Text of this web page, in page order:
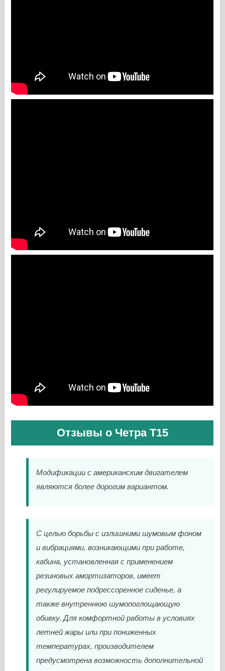
Отзывы о Четра Т15
Модификации с американским двигателем
являются более дорогим вариантом.
С целью борьбы с излишними шумовым фоном
и вибрациями, возникающими при работе,
кабина, установленная с применением
резиновых амортизаторов, имеет
регулируемое подрессоренное сиденье, а
также внутреннюю шумопоглощающую
обивку. Для комфортной работы в условиях
летней жары или при пониженных
температурах, производителем
предусмотрена возможность дополнительной